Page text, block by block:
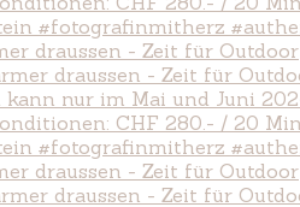
draussen - Zeit für Outdoor
draussen - Zeit für Outdoor